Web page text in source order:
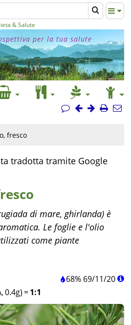
& Salute
per la tua salute
fresco
tradotta tramite Google
di mare, ghirlanda) è
Le foglie e l'olio
come piante
68% 69/11/20
0.4g) =1:1